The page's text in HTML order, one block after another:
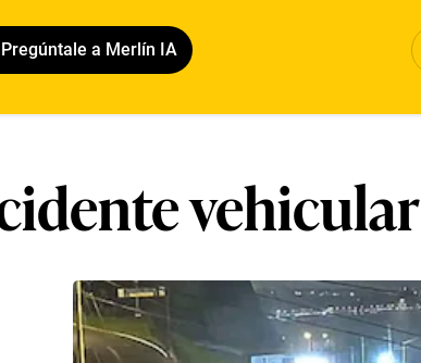
Pregúntale a Merlín IA
vehicular